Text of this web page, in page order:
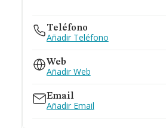
Teléfono
Añadir Teléfono
Web
Añadir Web
Email
Añadir Email